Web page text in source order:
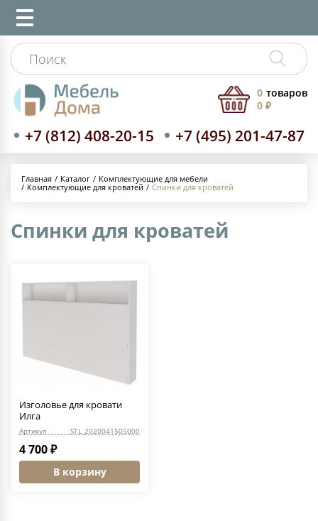
+7 (812) 408-20-15 +7 (495) 201-47-87
0 товаров
0 ₽
Главная Каталог
Комплектующие для мебели
Комплектующие для кроватей
Спинки для кроватей
Спинки для кроватей
Изголовье для кровати
Илга
Артикул STL_2020041505000
4 700 ₽
В корзину